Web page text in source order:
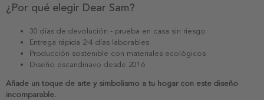
¿Por qué elegir Dear Sam?
30 días de devolución - prueba en casa sin riesgo
Entrega rápida 2-4 días laborables
Producción sostenible con materiales ecológicos
Diseño escandinavo desde 2016
Añade un toque de arte y simbolismo a tu hogar con este diseño
incomparable.